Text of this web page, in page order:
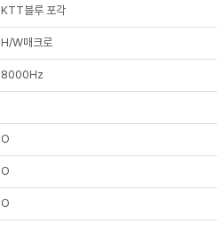
KTT블루 포각
H/W매크로
8000Hz
O
O
O